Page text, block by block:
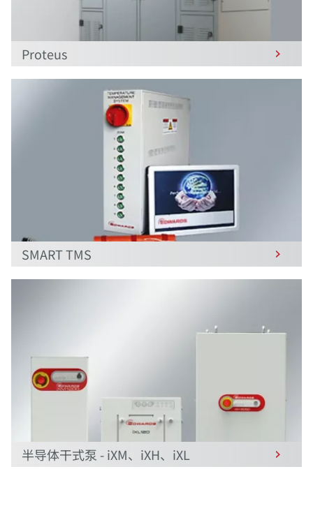
Proteus
SMART TMS
半导体干式泵 - iXM、iXH、iXL